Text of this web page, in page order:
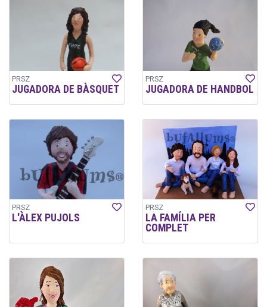
PRSZ
JUGADORA DE BÀSQUET
PRSZ
JUGADORA DE HANDBOL
PRSZ
L'ÀLEX PUJOLS
PRSZ
LA FAMÍLIA PER
COMPLET